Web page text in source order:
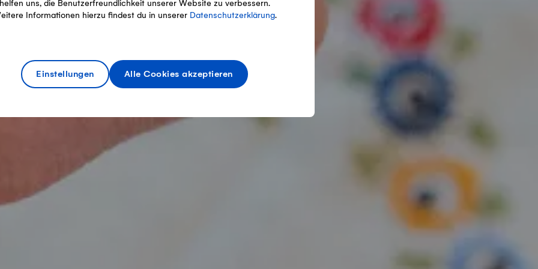
uns, die Benutzerfreundlichkeit unserer Website zu verbessern.
Informationen hierzu findest du in unserer Datenschutzerklärung.
Einstellungen Alle Cookies akzeptieren